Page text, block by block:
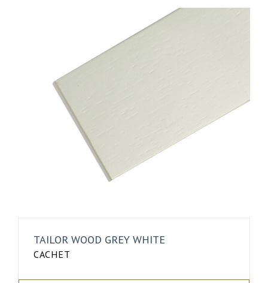
TAILOR WOOD GREY WHITE
CACHET